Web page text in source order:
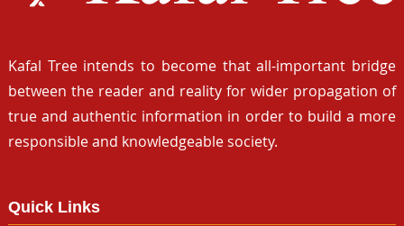
Kafal Tree intends to become that all-important bridge
between the reader and reality for wider propagation of
true and authentic information in order to build a more
responsible and knowledgeable society.
Quick Links